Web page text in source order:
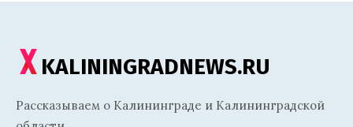
KALININGRADNEWS.RU
Рассказываем о Калининграде и Калининградской